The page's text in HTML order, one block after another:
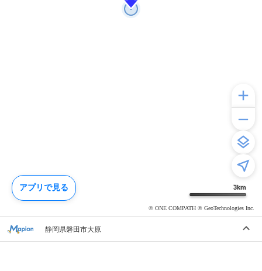
3km
© ONE COMPATH © GeoTechnologies Inc.
静岡県磐田市大原
アプリで見る